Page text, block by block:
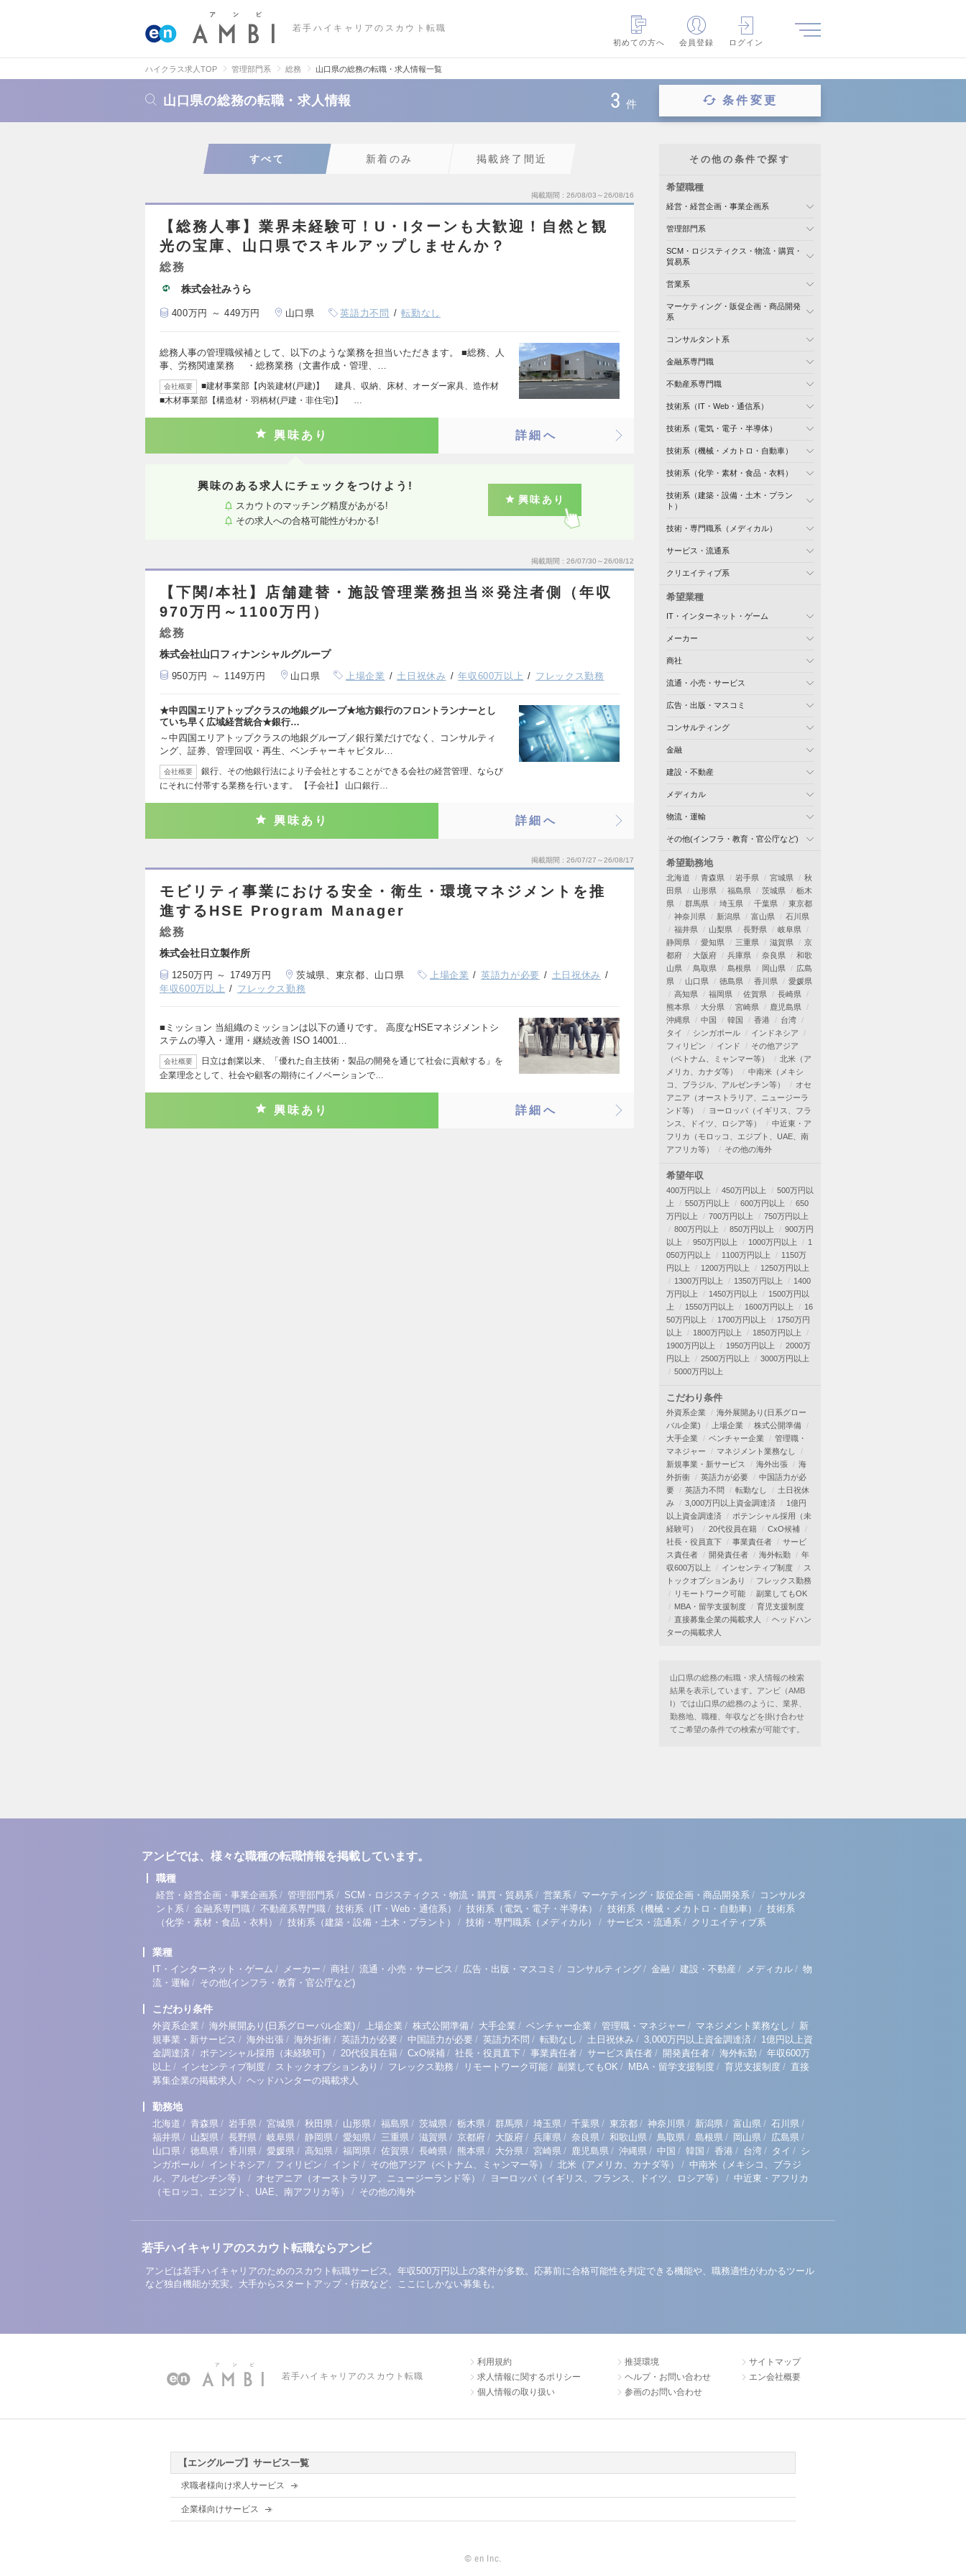
若手ハイキャリアのスカウト転職
初めての方へ
会員登録 ログイン
ハイクラス求人TOP 管理部門系 総務 山口県の総務の転職・求人情報一覧
山口県の総務の転職・求人情報 3 件 条件変更
すべて 新着のみ 掲載終了間近
掲載期間 26/08/03～26/08/16
【総務人事】業界未経験可！U・Iターンも大歓迎！自然と観
光の宝庫、山口県でスキルアップしませんか？
総務
株式会社みうら
400万円 ～ 449万円 山口県 英語力不問 転勤なし
総務人事の管理職候補として、以下のような業務を担当いただきます。 ■総務、人
事、労務関連業務 ・総務業務（文書作成・管理、…
会社概要
■建材事業部【内装建材(戸建)】 建具、収納、床材、オーダー家具、造作材
■木材事業部【構造材・羽柄材(戸建・非住宅)】 …
興味あり 詳細へ
興味のある求人にチェックをつけよう!
スカウトのマッチング精度があがる!
その求人への合格可能性がわかる!
興味あり
掲載期間 26/07/30～26/08/12
【下関/本社】店舗建替・施設管理業務担当※発注者側（年収
970万円～1100万円）
総務
株式会社山口フィナンシャルグループ
950万円 ～ 1149万円 山口県 上場企業 土日祝休み 年収600万以上 フレックス勤務
★中四国エリアトップクラスの地銀グループ★地方銀行のフロントランナーとし
ていち早く広域経営統合★銀行…
～中四国エリアトップクラスの地銀グループ／銀行業だけでなく、コンサルティ
ング、証券、管理回収・再生、ベンチャーキャピタル…
会社概要
銀行、その他銀行法により子会社とすることができる会社の経営管理、ならび
にそれに付帯する業務を行います。 【子会社】 山口銀行…
興味あり 詳細へ
掲載期間 26/07/27～26/08/17
モビリティ事業における安全・衛生・環境マネジメントを推
進するHSE Program Manager
総務
株式会社日立製作所
1250万円 ～ 1749万円 茨城県、東京都、山口県 上場企業 英語力が必要
土日祝休み
年収600万以上
フレックス勤務
■ミッション 当組織のミッションは以下の通りです。 高度なHSEマネジメントシ
ステムの導入・運用・継続改善 ISO 14001…
会社概要
日立は創業以来、「優れた自主技術・製品の開発を通じて社会に貢献する」を
企業理念として、社会や顧客の期待にイノベーションで…
興味あり 詳細へ
その他の条件で探す
希望職種
経営・経営企画・事業企画系
管理部門系
SCM・ロジスティクス・物流・購買・
貿易系
営業系
マーケティング・販促企画・商品開発
系
コンサルタント系
金融系専門職
不動産系専門職
技術系（IT・Web・通信系）
技術系（電気・電子・半導体）
技術系（機械・メカトロ・自動車）
技術系（化学・素材・食品・衣料）
技術系（建築・設備・土木・プラン
ト）
技術・専門職系（メディカル）
サービス・流通系
クリエイティブ系
希望業種
IT・インターネット・ゲーム
メーカー
商社
流通・小売・サービス
広告・出版・マスコミ
コンサルティング
金融
建設・不動産
メディカル
物流・運輸
その他(インフラ・教育・官公庁など)
希望勤務地
北海道 青森県 岩手県 宮城県
秋
田県
山形県 福島県 茨城県
栃木
県
群馬県 埼玉県 千葉県
東京都
神奈川県
新潟県 富山県
石川県
福井県
山梨県 長野県
岐阜県
静岡県
愛知県 三重県 滋賀県
京
都府
大阪府 兵庫県 奈良県
和歌
山県
鳥取県 島根県 岡山県
広島
県
山口県 徳島県 香川県
愛媛県
高知県
福岡県 佐賀県
長崎県
熊本県
大分県 宮崎県
鹿児島県
沖縄県
中国 韓国 香港
台湾
タイ
シンガポール
インドネシア
フィリピン
インド
その他アジア
（ベトナム、ミャンマー等）
北米（ア
メリカ、カナダ等）
中南米（メキシ
コ、ブラジル、アルゼンチン等）
オセ
アニア（オーストラリア、ニュージーラ
ンド等）
ヨーロッパ（イギリス、フラ
ンス、ドイツ、ロシア等）
中近東・ア
フリカ（モロッコ、エジプト、UAE、南
アフリカ等）
その他の海外
希望年収
400万円以上 450万円以上
500万円以
上
550万円以上 600万円以上
650
万円以上
700万円以上
750万円以上
800万円以上
850万円以上
900万円
以上
950万円以上 1000万円以上
1
050万円以上
1100万円以上
1150万
円以上
1200万円以上
1250万円以上
1300万円以上
1350万円以上
1400
万円以上
1450万円以上
1500万円以
上
1550万円以上 1600万円以上
16
50万円以上
1700万円以上
1750万円
以上
1800万円以上
1850万円以上
1900万円以上
1950万円以上
2000万
円以上
2500万円以上
3000万円以上
5000万円以上
こだわり条件
外資系企業
海外展開あり(日系グロー
バル企業)
上場企業
株式公開準備
大手企業
ベンチャー企業
管理職・
マネジャー
マネジメント業務なし
新規事業・新サービス
海外出張
海
外折衝
英語力が必要
中国語力が必
要
英語力不問 転勤なし
土日祝休
み
3,000万円以上資金調達済
1億円
以上資金調達済
ポテンシャル採用（未
経験可）
20代役員在籍
CxO候補
社長・役員直下
事業責任者
サービ
ス責任者
開発責任者 海外転勤
年
収600万以上
インセンティブ制度
ス
トックオプションあり
フレックス勤務
リモートワーク可能
副業してもOK
MBA・留学支援制度
育児支援制度
直接募集企業の掲載求人
ヘッドハン
ターの掲載求人
山口県の総務の転職・求人情報の検索
結果を表示しています。アンビ（AMB
I）では山口県の総務のように、業界、
勤務地、職種、年収などを掛け合わせ
てご希望の条件での検索が可能です。
アンビでは、様々な職種の転職情報を掲載しています。
職種
経営・経営企画・事業企画系 / 管理部門系 / SCM・ロジスティクス・物流・購買・貿易系 / 営業系 / マーケティング・販促企画・商品開発系 / コンサルタ
ント系 / 金融系専門職 / 不動産系専門職 / 技術系（IT・Web・通信系） / 技術系（電気・電子・半導体） / 技術系（機械・メカトロ・自動車） / 技術系
（化学・素材・食品・衣料）
/ 技術系（建築・設備・土木・プラント） / 技術・専門職系（メディカル） / サービス・流通系 / クリエイティブ系
業種
IT・インターネット・ゲーム / メーカー / 商社 / 流通・小売・サービス / 広告・出版・マスコミ / コンサルティング / 金融 / 建設・不動産 / メディカル / 物
流・運輸 / その他(インフラ・教育・官公庁など)
こだわり条件
外資系企業 / 海外展開あり(日系グローバル企業) / 上場企業 / 株式公開準備 / 大手企業 / ベンチャー企業 / 管理職・マネジャー / マネジメント業務なし / 新
規事業・新サービス / 海外出張 / 海外折衝 / 英語力が必要 / 中国語力が必要 / 英語力不問 / 転勤なし / 土日祝休み / 3,000万円以上資金調達済 / 1億円以上資
金調達済 / ポテンシャル採用（未経験可） / 20代役員在籍 / CxO候補 / 社長・役員直下 / 事業責任者 / サービス責任者 / 開発責任者 / 海外転勤 / 年収600万
以上 / インセンティブ制度 / ストックオプションあり / フレックス勤務 / リモートワーク可能 / 副業してもOK / MBA・留学支援制度 / 育児支援制度 / 直接
募集企業の掲載求人 / ヘッドハンターの掲載求人
勤務地
北海道 / 青森県 / 岩手県 / 宮城県 / 秋田県 / 山形県 / 福島県 / 茨城県 / 栃木県 / 群馬県 / 埼玉県 / 千葉県 / 東京都 / 神奈川県 / 新潟県 / 富山県 / 石川県 /
福井県 / 山梨県 / 長野県 / 岐阜県 / 静岡県 / 愛知県 / 三重県 / 滋賀県 / 京都府 / 大阪府 / 兵庫県 / 奈良県 / 和歌山県 / 鳥取県 / 島根県 / 岡山県 / 広島県 /
山口県 / 徳島県 / 香川県 / 愛媛県 / 高知県 / 福岡県 / 佐賀県 / 長崎県 / 熊本県 / 大分県 / 宮崎県 / 鹿児島県 / 沖縄県 / 中国 / 韓国 / 香港 / 台湾 / タイ / シ
ンガポール / インドネシア / フィリピン / インド / その他アジア（ベトナム、ミャンマー等） / 北米（アメリカ、カナダ等） / 中南米（メキシコ、ブラジ
ル、アルゼンチン等）
/ オセアニア（オーストラリア、ニュージーランド等） / ヨーロッパ（イギリス、フランス、ドイツ、ロシア等） / 中近東・アフリカ
（モロッコ、エジプト、UAE、南アフリカ等）
/ その他の海外
若手ハイキャリアのスカウト転職ならアンビ
アンビは若手ハイキャリアのためのスカウト転職サービス。年収500万円以上の案件が多数。応募前に合格可能性を判定できる機能や、職務適性がわかるツール
など独自機能が充実。大手からスタートアップ・行政など、ここにしかない募集も。
若手ハイキャリアのスカウト転職
利用規約
求人情報に関するポリシー
個人情報の取り扱い
推奨環境
ヘルプ・お問い合わせ
参画のお問い合わせ
サイトマップ
エン会社概要
【エングループ】サービス一覧
求職者様向け求人サービス
企業様向けサービス
© en Inc.